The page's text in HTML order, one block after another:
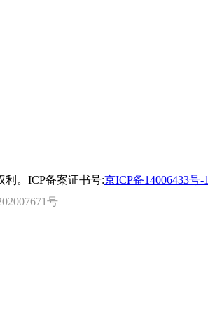
利。ICP备案证书号:京ICP备14006433号-1
号